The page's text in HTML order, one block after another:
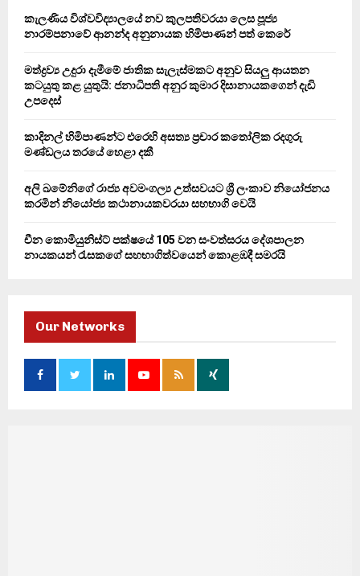
r
H
කැලණිය විශ්වවිද්‍යාලයේ නව කුලපතිවරයා ලෙස පූජ්‍ය
නාරම්පනාවේ ආනන්ද අනුනායක හිමිපාණන් පත් කෙරේ
මත්ද්‍රව්‍ය උදුරා දැමීමේ ජාතික සැලැස්මකට අනුව සියලු ආයතන
කටයුතු කළ යුතුයි: ජනාධිපති අනුර කුමාර දිසානායකගෙන් දැඩි
උපදෙස්
කාදිනල් හිමිපාණන්ට එරෙහි අසත්‍ය ප්‍රචාර කතෝලික රදගුරු
මණ්ඩලය තරයේ හෙළා දකී
අලි ඛමේනිගේ රාජ්‍ය අවමංගල්‍ය උත්සවයට ශ්‍රී ලංකාව නියෝජනය
කරමින් නියෝජ්‍ය කථානායකවරයා සහභාගි වෙයි
චීන කොමියුනිස්ට් පක්ෂයේ 105 වන සංවත්සරය දේශපාලන
නායකයන් රැසකගේ සහභාගිත්වයෙන් කොළඹදී සමරයි
Our Networks